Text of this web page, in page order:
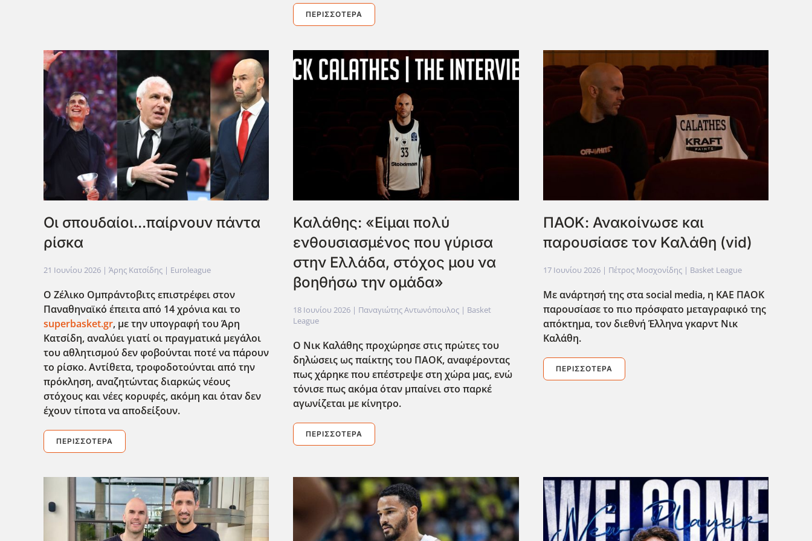
ΠΕΡΙΣΣΌΤΕΡΑ
Οι σπουδαίοι...παίρνουν πάντα
ρίσκα
21 Ιουνίου 2026 | Άρης Κατσίδης | Euroleague
Ο Ζέλικο Ομπράντοβιτς επιστρέφει στον
Παναθηναϊκό έπειτα από 14 χρόνια και το
superbasket.gr, με την υπογραφή του Άρη
Κατσίδη, αναλύει γιατί οι πραγματικά μεγάλοι
του αθλητισμού δεν φοβούνται ποτέ να πάρουν
το ρίσκο. Αντίθετα, τροφοδοτούνται από την
πρόκληση, αναζητώντας διαρκώς νέους
στόχους και νέες κορυφές, ακόμη και όταν δεν
έχουν τίποτα να αποδείξουν.
ΠΕΡΙΣΣΌΤΕΡΑ
Καλάθης: «Είμαι πολύ
ενθουσιασμένος που γύρισα
στην Ελλάδα, στόχος μου να
βοηθήσω την ομάδα»
18 Ιουνίου 2026 | Παναγιώτης Αντωνόπουλος | Basket
League
Ο Νικ Καλάθης προχώρησε στις πρώτες του
δηλώσεις ως παίκτης του ΠΑΟΚ, αναφέροντας
πως χάρηκε που επέστρεψε στη χώρα μας, ενώ
τόνισε πως ακόμα όταν μπαίνει στο παρκέ
αγωνίζεται με κίνητρο.
ΠΕΡΙΣΣΌΤΕΡΑ
ΠΑΟΚ: Ανακοίνωσε και
παρουσίασε τον Καλάθη (vid)
17 Ιουνίου 2026| Πέτρος Μοσχονίδης | Basket League
Με ανάρτησή της στα social media, η ΚΑΕ ΠΑΟΚ
παρουσίασε το πιο πρόσφατο μεταγραφικό της
απόκτημα, τον διεθνή Έλληνα γκαρντ Νικ
Καλάθη.
ΠΕΡΙΣΣΌΤΕΡΑ